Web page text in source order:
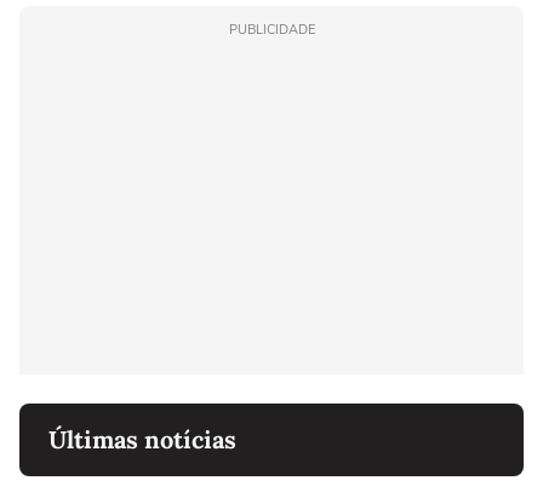
PUBLICIDADE
Últimas notícias